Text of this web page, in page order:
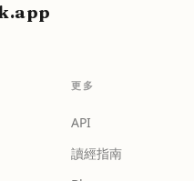
更多
API
讀經指南